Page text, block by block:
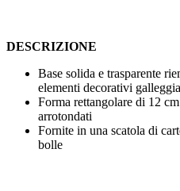
DESCRIZIONE
Base solida e trasparente
elementi decorativi
Forma rettangolare di 12 cm
arrotondati
Fornite in una scatola di
bolle